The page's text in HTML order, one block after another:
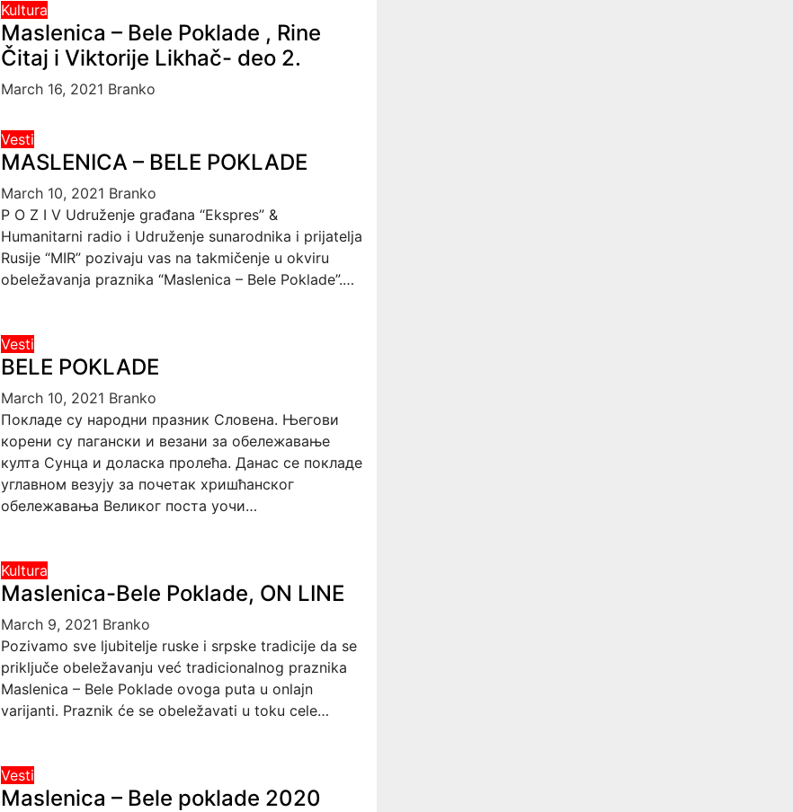
Kultura
Maslenica – Bele Poklade , Rine
Čitaj i Viktorije Likhač- deo 2.
March 16, 2021 Branko
Vesti
MASLENICA – BELE POKLADE
March 10, 2021 Branko
P O Z I V Udruženje građana “Ekspres” &
Humanitarni radio i Udruženje sunarodnika i prijatelja
Rusije “MIR” pozivaju vas na takmičenje u okviru
obeležavanja praznika “Maslenica – Bele Poklade”.…
Vesti
BELE POKLADE
March 10, 2021 Branko
Покладе су народни празник Словена. Његови
корени су пагански и везани за обележавање
култа Сунца и доласка пролећа. Данас се покладе
углавном везују за почетак хришћанског
обележавања Великог поста уочи…
Kultura
Maslenica-Bele Poklade, ON LINE
March 9, 2021 Branko
Pozivamo sve ljubitelje ruske i srpske tradicije da se
priključe obeležavanju već tradicionalnog praznika
Maslenica – Bele Poklade ovoga puta u onlajn
varijanti. Praznik će se obeležavati u toku cele…
Vesti
Maslenica – Bele poklade 2020